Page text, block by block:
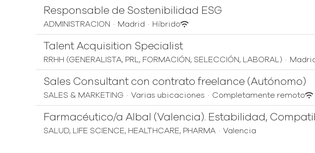
Responsable de Sostenibilidad ESG
ADMINISTRACION · Madrid · Híbrido
Talent Acquisition Specialist
RRHH (GENERALISTA, PRL, FORMACIÓN, SELECCIÓN, LABORAL) ·
Sales Consultant con contrato freelance (Autónomo)
SALES & MARKETING · Varias ubicaciones · Completamente remoto
Farmacéutico/a Albal (Valencia). Estabilidad,
SALUD, LIFE SCIENCE, HEALTHCARE, PHARMA · Valencia